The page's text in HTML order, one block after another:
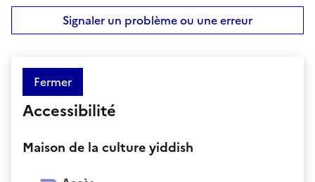
Signaler un problème ou une erreur
Fermer
Accessibilité
Maison de la culture yiddish